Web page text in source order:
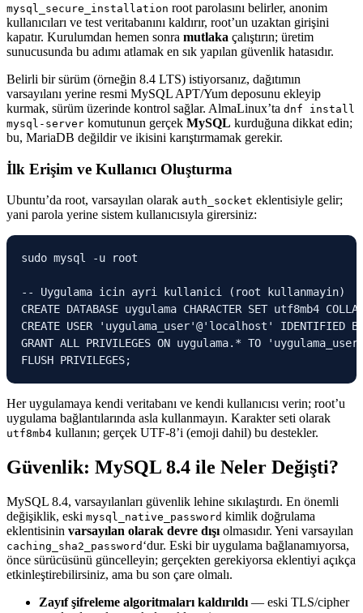
mysql_secure_installation root parolasını belirler, anonim
kullanıcıları ve test veritabanını kaldırır, root’un uzaktan girişini
kapatır. Kurulumdan hemen sonra mutlaka çalıştırın; üretim
sunucusunda bu adımı atlamak en sık yapılan güvenlik hatasıdır.
Belirli bir sürüm (örneğin 8.4 LTS) istiyorsanız, dağıtımın
varsayılanı yerine resmi MySQL APT/Yum deposunu ekleyip
kurmak, sürüm üzerinde kontrol sağlar. AlmaLinux’ta dnf install
mysql-server komutunun gerçek MySQL kurduğuna dikkat edin;
bu, MariaDB değildir ve ikisini karıştırmamak gerekir.
İlk Erişim ve Kullanıcı Oluşturma
Ubuntu’da root, varsayılan olarak auth_socket eklentisiyle gelir;
yani parola yerine sistem kullanıcısıyla girersiniz:
sudo mysql -u root
-- Uygulama icin ayri kullanici (root kullanmayin)
CREATE DATABASE uygulama CHARACTER SET utf8mb4
CREATE USER 'uygulama_user'@'localhost'
GRANT ALL PRIVILEGES ON uygulama.* TO
FLUSH PRIVILEGES;
Her uygulamaya kendi veritabanı ve kendi kullanıcısı verin; root’u
uygulama bağlantılarında asla kullanmayın. Karakter seti olarak
utf8mb4 kullanın; gerçek UTF-8’i (emoji dahil) bu destekler.
Güvenlik: MySQL 8.4 ile Neler Değişti?
MySQL 8.4, varsayılanları güvenlik lehine sıkılaştırdı. En önemli
değişiklik, eski mysql_native_password kimlik doğrulama
eklentisinin varsayılan olarak devre dışı olmasıdır. Yeni varsayılan
caching_sha2_password ‘dur. Eski bir uygulama bağlanamıyorsa,
önce sürücüsünü güncelleyin; gerçekten gerekiyorsa eklentiyi açıkça
etkinleştirebilirsiniz, ama bu son çare olmalı.
Zayıf şifreleme algoritmaları kaldırıldı — eski TLS/cipher